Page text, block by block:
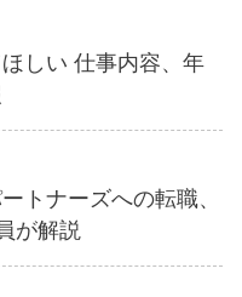
しい 仕事内容、年
トナーズへの転職、
が解説